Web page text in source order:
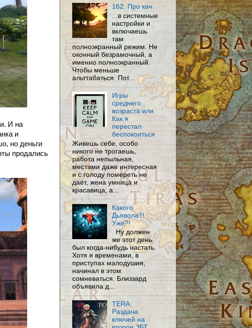
И на
и
но деньги
продались
162. Про кач
...в системные
настройки и
включаешь
там
полноэкранный режим. Не
оконный безрамочный, а
именно полноэкранный.
Чтобы меньше
альттабаться. Пот...
Игры
среднего
возраста или
Как я
перестал
беспокоиться
Живешь себе, особо
никого не трогаешь,
работа непыльная,
местами даже интересная
и с голоду помереть не
даёт, жена умница и
красавица, а...
Какого
Дьявола?!
Уже?!
Ну должен
же этот день
был когда-нибудь настать.
Хотя я временами, в
приступах малодушия,
начинал в этом
сомневаться. Близзард
объявила д...
TERA:
Раздача
ключей на